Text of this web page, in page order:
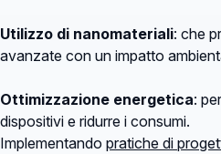
Utilizzo di nanomateriali: che
avanzate con un impatto
Ottimizzazione energetica:
dispositivi e ridurre i consumi.
Implementando pratiche di